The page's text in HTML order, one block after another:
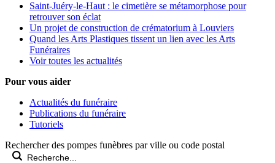
Saint-Juéry-le-Haut : le cimetière se métamorphose pour
retrouver son éclat
Un projet de construction de crématorium à Louviers
Quand les Arts Plastiques tissent un lien avec les Arts
Funéraires
Voir toutes les actualités
Pour vous aider
Actualités du funéraire
Publications du funéraire
Tutoriels
Rechercher des pompes funèbres par ville ou code postal